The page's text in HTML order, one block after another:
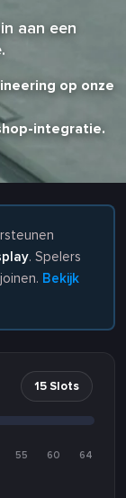
aan een
op onze
integratie.
. Spelers
Bekijk
15 Slots
55 60 64